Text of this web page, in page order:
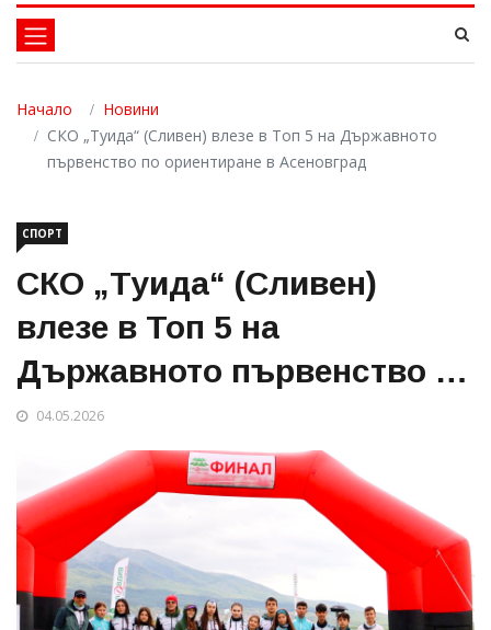
Начало
Новини
СКО „Туида“ (Сливен) влезе в Топ 5 на Държавното
първенство по ориентиране в Асеновград
СПОРТ
СКО „Туида“ (Сливен)
влезе в Топ 5 на
Държавното първенство по
ориентиране в Асеновград
04.05.2026